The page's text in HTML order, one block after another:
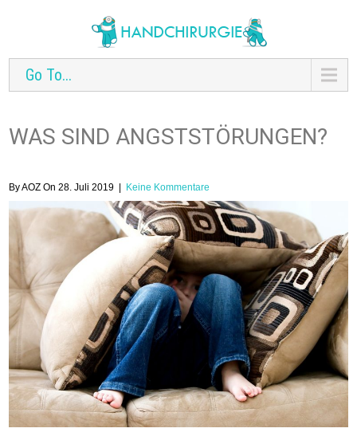
Go To...
WAS SIND ANGSTSTÖRUNGEN?
By AOZ On 28. Juli 2019 Keine Kommentare